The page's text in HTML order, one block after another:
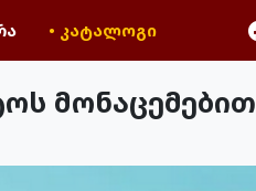
• კატალოგი
მონაცემებით